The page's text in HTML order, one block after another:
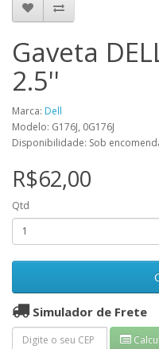
Gaveta
2.5''
Marca: Dell
Modelo: G176J, 0G176J
Disponibilidade: Sob
R$62,00
Qtd
Simulador de Frete